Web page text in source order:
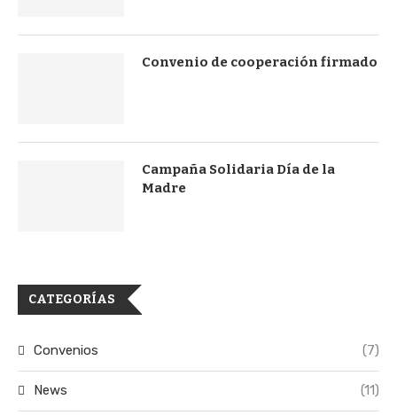
Convenio de cooperación firmado
Campaña Solidaria Día de la
Madre
CATEGORÍAS
Convenios (7)
News (11)